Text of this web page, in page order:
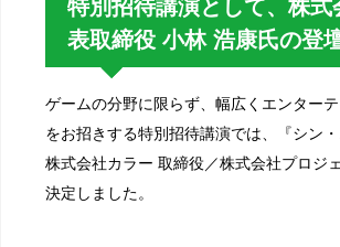
特別招待講演として、株
表取締役 小林 浩康氏の登
ゲームの分野に限らず、幅広くエンター
をお招きする特別招待講演では、『シン
株式会社カラー 取締役／株式会社プロジ
決定しました。